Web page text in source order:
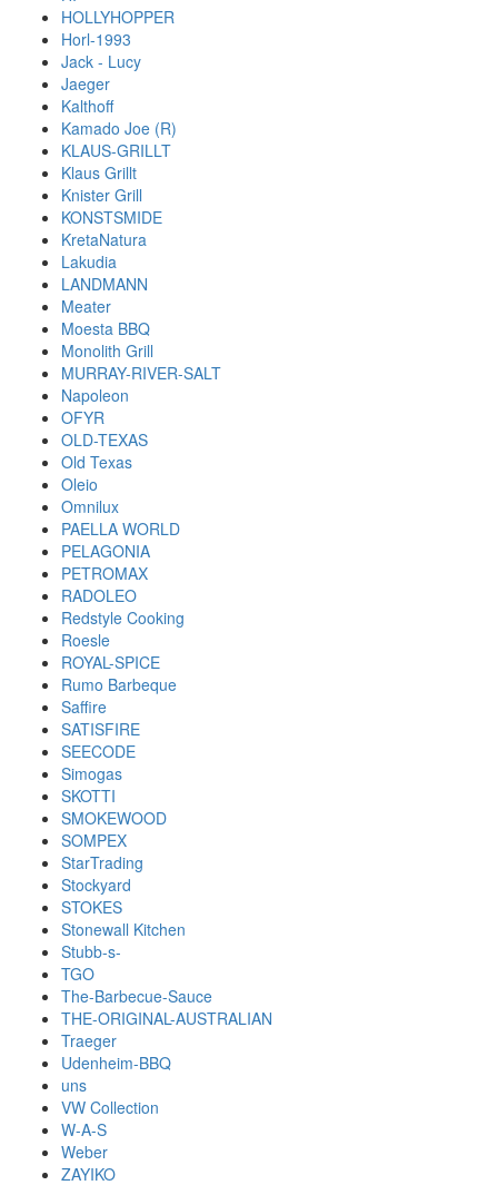
HOLLYHOPPER
Horl-1993
Jack - Lucy
Jaeger
Kalthoff
Kamado Joe (R)
KLAUS-GRILLT
Klaus Grillt
Knister Grill
KONSTSMIDE
KretaNatura
Lakudia
LANDMANN
Meater
Moesta BBQ
Monolith Grill
MURRAY-RIVER-SALT
Napoleon
OFYR
OLD-TEXAS
Old Texas
Oleio
Omnilux
PAELLA WORLD
PELAGONIA
PETROMAX
RADOLEO
Redstyle Cooking
Roesle
ROYAL-SPICE
Rumo Barbeque
Saffire
SATISFIRE
SEECODE
Simogas
SKOTTI
SMOKEWOOD
SOMPEX
StarTrading
Stockyard
STOKES
Stonewall Kitchen
Stubb-s-
TGO
The-Barbecue-Sauce
THE-ORIGINAL-AUSTRALIAN
Traeger
Udenheim-BBQ
uns
VW Collection
W-A-S
Weber
ZAYIKO